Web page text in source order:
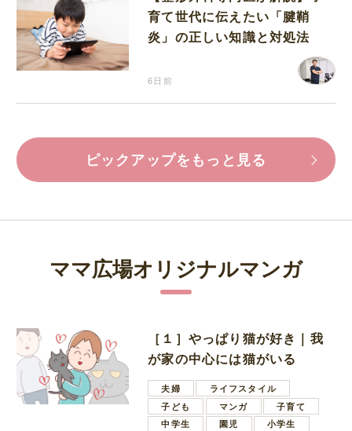
育て世代に伝えたい「腱鞘
炎」の正しい知識と対処法
6日前
ピックアップをもっと見る
ママ広場オリジナルマンガ
［１］やっぱり猫が好き｜我
が家の中心には猫がいる
夫婦
ライフスタイル
子ども
マンガ
子育て
中学生
園児
小学生